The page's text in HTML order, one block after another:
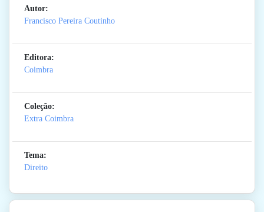
Autor:
Francisco Pereira Coutinho
Editora:
Coimbra
Coleção:
Extra Coimbra
Tema:
Direito